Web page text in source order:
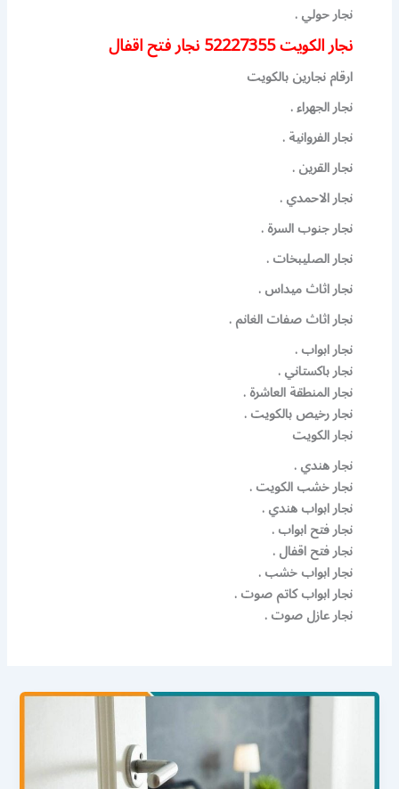
نجار حولي .
نجار الكويت 52227355 نجار فتح اقفال
ارقام نجارين بالكويت
نجار الجهراء .
نجار الفروانية .
نجار القرين .
نجار الاحمدي .
نجار جنوب السرة .
نجار الصليبخات .
نجار اثاث ميداس .
نجار اثاث صفات الغانم .
نجار ابواب .
نجار باكستاني .
نجار المنطقة العاشرة .
نجار رخيص بالكويت .
نجار الكويت
نجار هندي .
نجار خشب الكويت .
نجار ابواب هندي .
نجار فتح ابواب .
نجار فتح اقفال .
نجار ابواب خشب .
نجار ابواب كاتم صوت .
نجار عازل صوت .